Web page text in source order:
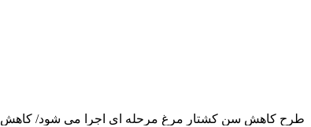
طرح کاهش سن کشتار مرغ مرحله ای اجرا می شود/ کاهش ۲۰۰ گرمی وزن مرغ در فاز نخست